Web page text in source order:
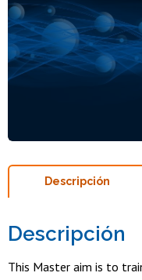
Descripción
Descripción
This Master aim is to